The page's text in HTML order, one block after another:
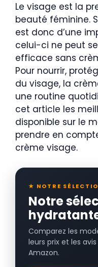
Le visage est la
beauté féminine.
est donc d’une
celui-ci ne peut
efficace sans
Pour nourrir,
du visage, la
une routine
cet article les
disponible sur le
prendre en
crème visage.
★ NOTRE
Notre
Comparez les
leurs prix et les
Amazon.